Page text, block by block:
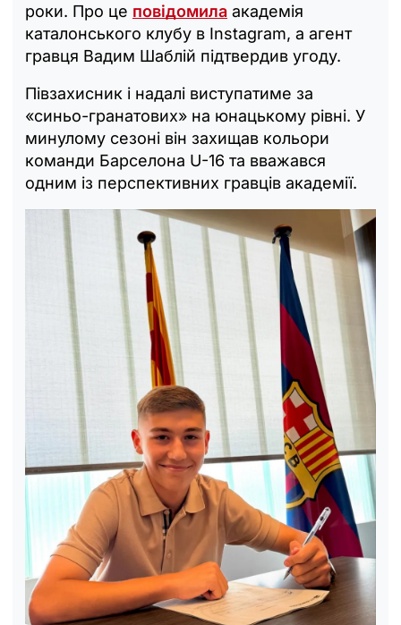
роки. Про це повідомила академія
каталонського клубу в Instagram, а агент
гравця Вадим Шаблій підтвердив угоду.
Півзахисник і надалі виступатиме за
«синьо-гранатових» на юнацькому рівні. У
минулому сезоні він захищав кольори
команди Барселона U-16 та вважався
одним із перспективних гравців академії.